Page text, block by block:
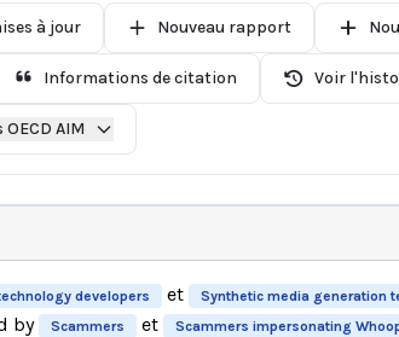
à jour Nouveau rapport
Informations de citation Voir
AIM
developers et Synthetic media generation
by
Scammers et Scammers impersonating